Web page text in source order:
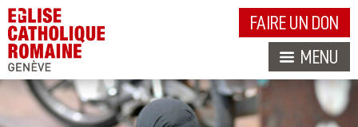
FAIRE UN DON
MENU